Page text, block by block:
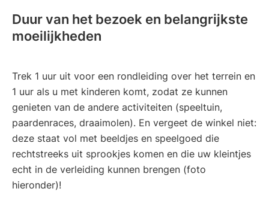
Duur van het bezoek en belangrijkste
moeilijkheden
Trek 1 uur uit voor een rondleiding over het terrein en
1 uur als u met kinderen komt, zodat ze kunnen
genieten van de andere activiteiten (speeltuin,
paardenraces, draaimolen). En vergeet de winkel niet:
deze staat vol met beeldjes en speelgoed die
rechtstreeks uit sprookjes komen en die uw kleintjes
echt in de verleiding kunnen brengen (foto
hieronder)!